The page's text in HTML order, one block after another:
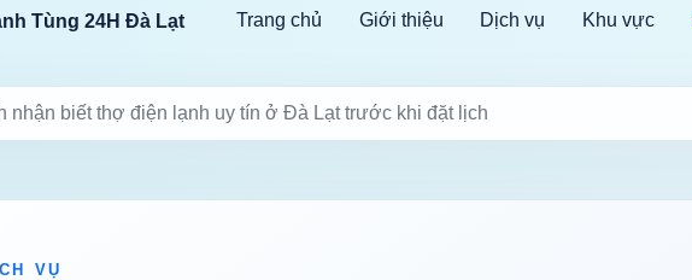
Tùng 24H Đà Lạt Trang chủ Giới thiệu Dịch vụ Khu vực
nhận biết thợ điện lạnh uy tín ở Đà Lạt trước khi đặt lịch
VỤ